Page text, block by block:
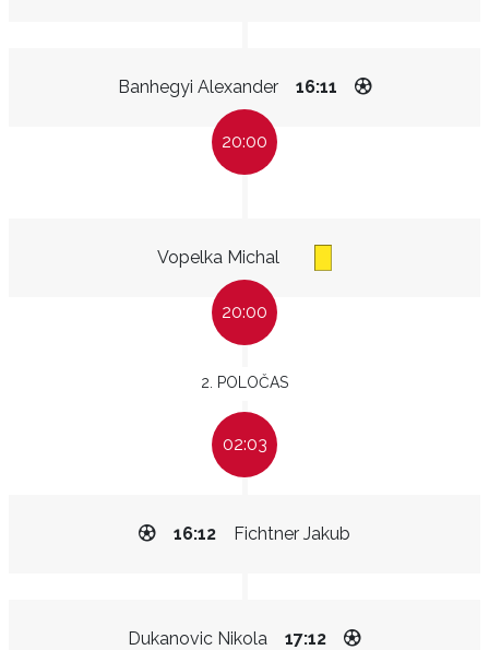
Banhegyi Alexander 16:11
20:00
Vopelka Michal
20:00
2. POLOČAS
02:03
Fichtner Jakub
16:12
Dukanovic Nikola 17:12